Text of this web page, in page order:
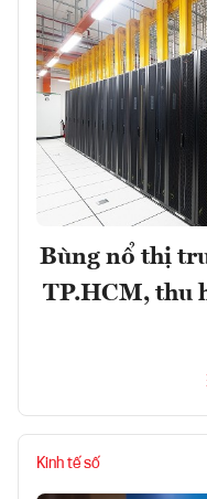
Bùng nổ thị
TP.HCM, thu
Kinh tế số